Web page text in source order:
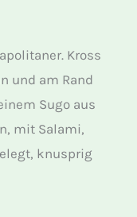
Kross
und am Rand
Sugo aus
mit Salami,
knusprig